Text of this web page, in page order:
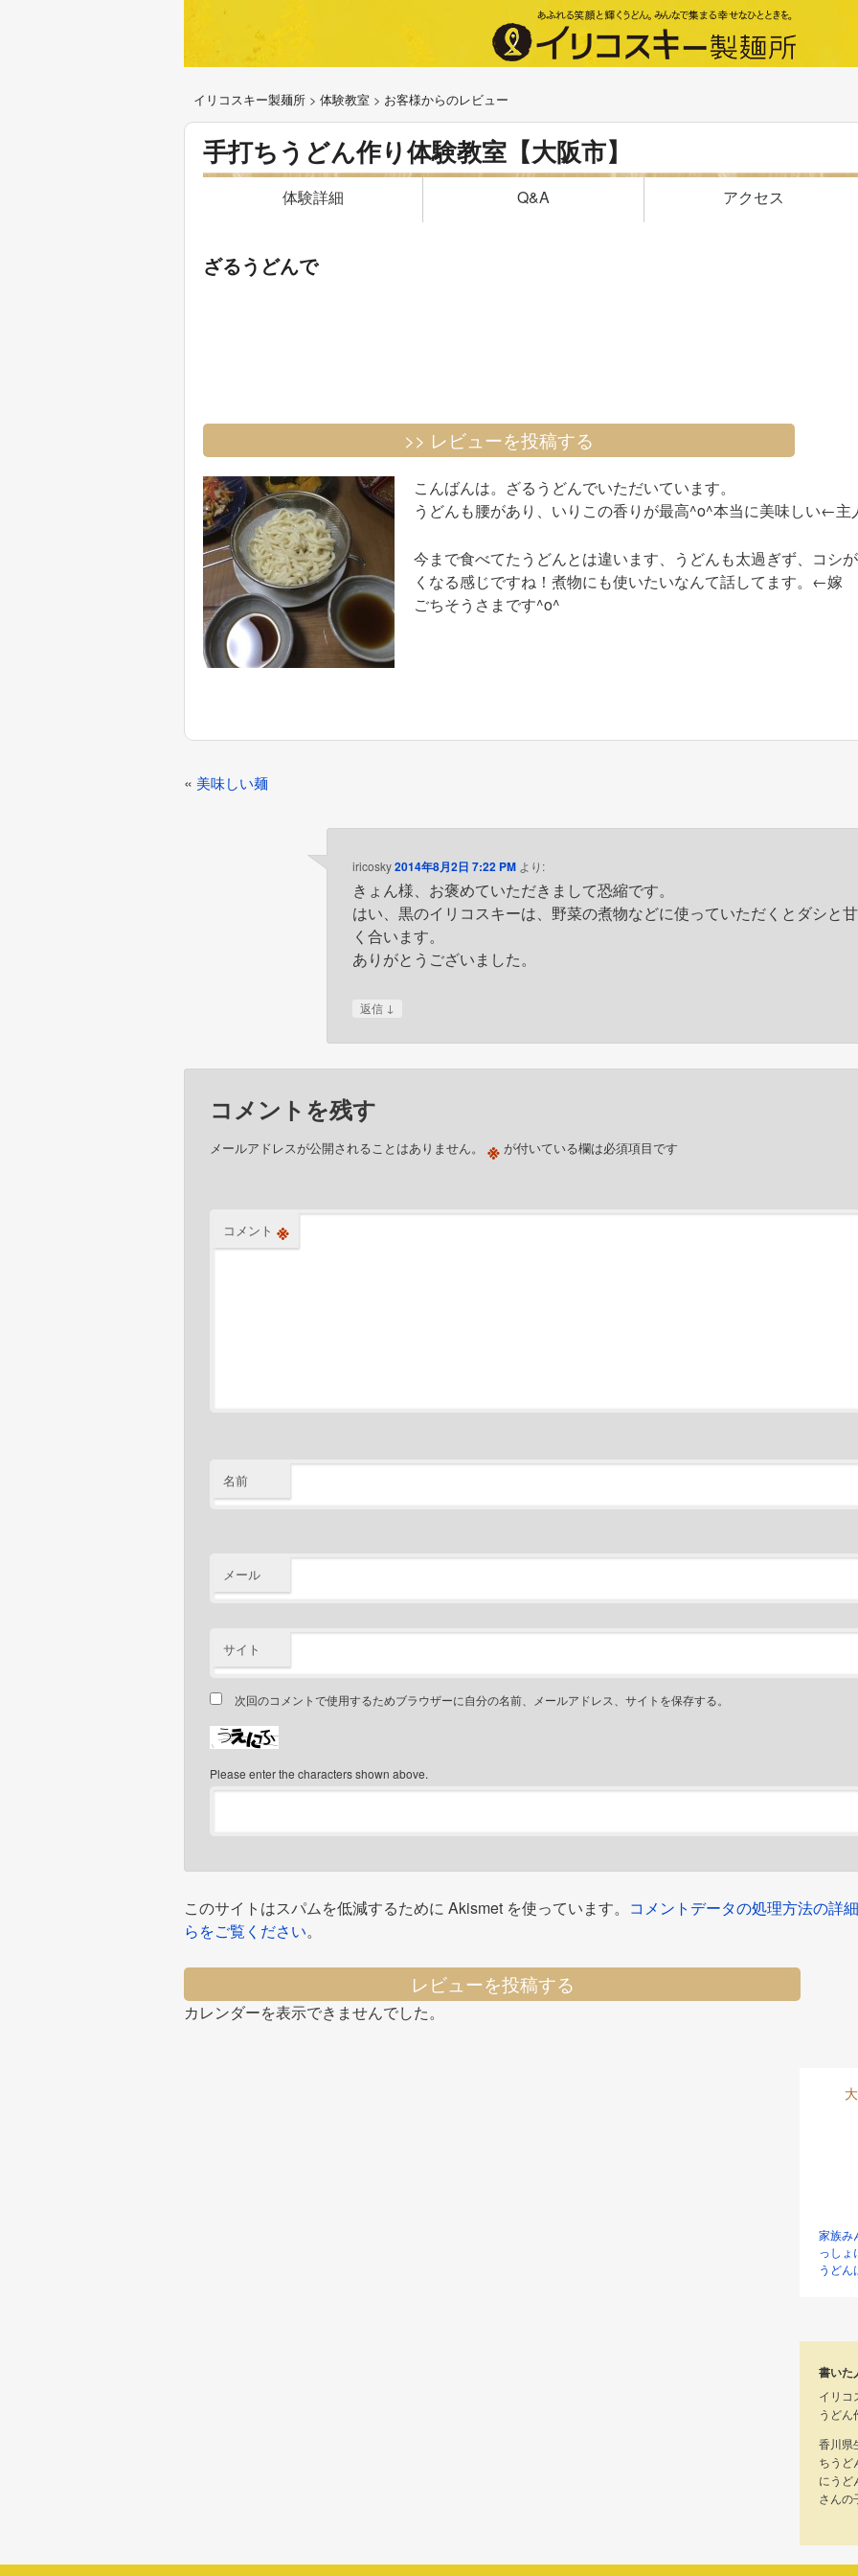
イリコスキー製麺所 > 体験教室 > お客様からのレビュー
手打ちうどん作り体験教室【大阪市】
体験詳細 Q&A アクセス
ざるうどんで
>> レビューを投稿する
こんばんは。ざるうどんでいただいています。
うどんも腰があり、いりこの香りが最高^o^本当に美味しい←主
今まで食べてたうどんとは違います、うどんも太過ぎず、コシ
くなる感じですね！煮物にも使いたいなんて話してます。←嫁
ごちそうさまです^o^
投
« 美味しい麺
iricosky2014年8月2日 7:22 PM より:
きょん様、お褒めていただきまして恐縮です。
はい、黒のイリコスキーは、野菜の煮物などに使っていただくとダシと
く合います。
ありがとうございました。
返信 ↓
コメントを残す
メールアドレスが公開されることはありません。 ※ が付いている欄は必須項目です
コメント ※
名前
メール
サイト
次回のコメントで使用するためブラウザーに自分の名前、メールアドレス、サイトを保存する。
Please enter the characters shown above.
このサイトはスパムを低減するために Akismet を使っています。 コメントデータの処理方法の詳
らをご覧ください。
レビューを投稿する
カレンダーを表示できませんでした。
家族み
っしょ
うどん
書いた
イリコ
うどん
香川県
ちうど
にうど
さんの